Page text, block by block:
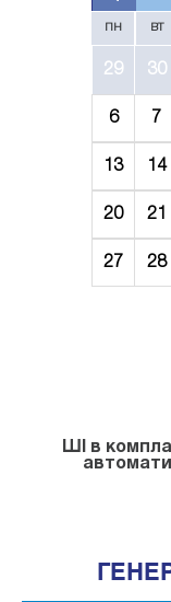
ПН ВТ
29 30
6 7
13 14
20 21
27 28
ШІ в